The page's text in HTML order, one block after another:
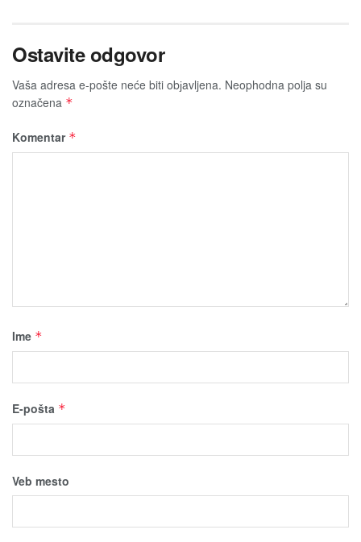
Ostavite odgovor
Vaša adresa e-pošte neće biti obјavljena. Neophodna polja su
označena *
Komentar *
Ime *
E-pošta *
Veb mesto